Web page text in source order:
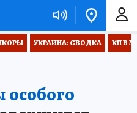
УКРАИНА: СВОДКА КП В